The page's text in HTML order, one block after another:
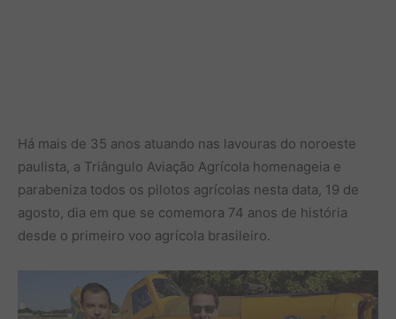
Há mais de 35 anos atuando nas lavouras do noroeste
paulista, a Triângulo Aviação Agrícola homenageia e
parabeniza todos os pilotos agrícolas nesta data, 19 de
agosto, dia em que se comemora 74 anos de história
desde o primeiro voo agrícola brasileiro.